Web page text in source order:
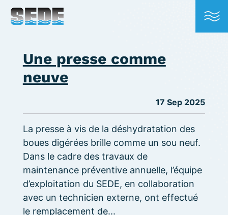
Une presse comme
neuve
17 Sep 2025
La presse à vis de la déshydratation des
boues digérées brille comme un sou neuf.
Dans le cadre des travaux de
maintenance préventive annuelle, l’équipe
d’exploitation du SEDE, en collaboration
avec un technicien externe, ont effectué
le remplacement de...